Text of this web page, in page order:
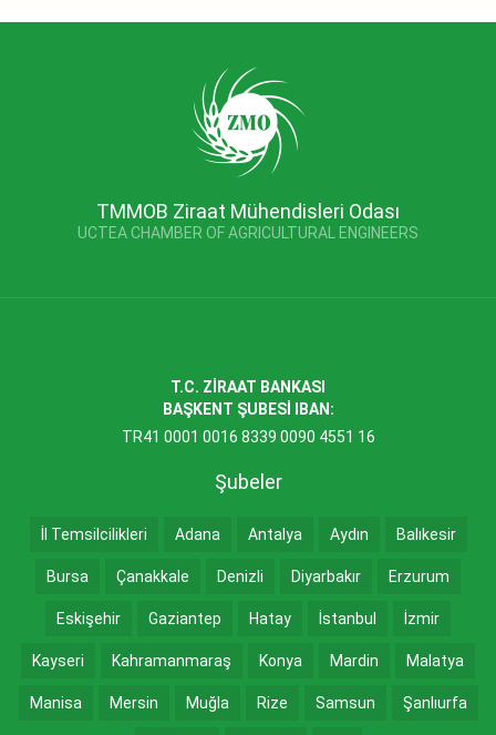
TMMOB Ziraat Mühendisleri Odası
UCTEA CHAMBER OF AGRICULTURAL ENGINEERS
T.C. ZİRAAT BANKASI
BAŞKENT ŞUBESİ IBAN:
TR41 0001 0016 8339 0090 4551 16
Şubeler
İl Temsilcilikleri Adana Antalya Aydın Balıkesir
Bursa Çanakkale Denizli Diyarbakır Erzurum
Eskişehir Gaziantep Hatay İstanbul İzmir
Kayseri Kahramanmaraş Konya Mardin Malatya
Manisa Mersin Muğla Rize Samsun Şanlıurfa